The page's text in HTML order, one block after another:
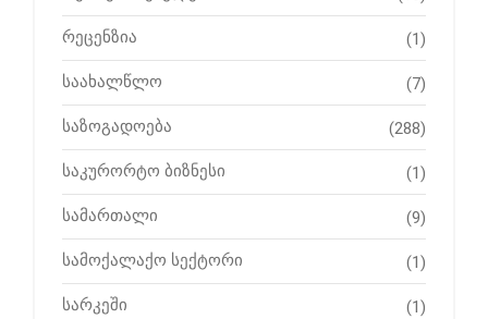
რეცენზია (1)
საახალწლო (7)
საზოგადოება (288)
საკურორტო ბიზნესი (1)
სამართალი (9)
სამოქალაქო სექტორი (1)
სარკეში (1)